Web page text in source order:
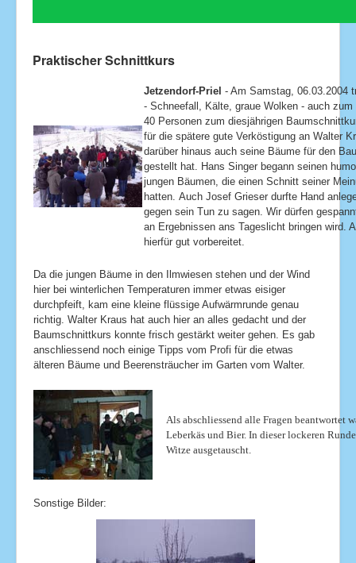
Praktischer Schnittkurs
Jetzendorf-Priel - Am Samstag, 06.03.2004
- Schneefall, Kälte, graue Wolken - auch zum
40 Personen zum diesjährigen
für die spätere gute Verköstigung an Walter
darüber hinaus auch seine Bäume für den
gestellt hat. Hans Singer begann seinen
jungen Bäumen, die einen Schnitt seiner
hatten. Auch Josef Grieser durfte Hand
gegen sein Tun zu sagen. Wir dürfen
an Ergebnissen ans Tageslicht bringen wird.
hierfür gut vorbereitet.
Da die jungen Bäume in den Ilmwiesen stehen und der Wind
hier bei winterlichen Temperaturen immer etwas eisiger
durchpfeift, kam eine kleine flüssige Aufwärmrunde genau
richtig. Walter Kraus hat auch hier an alles gedacht und der
Baumschnittkurs konnte frisch gestärkt weiter gehen. Es gab
anschliessend noch einige Tipps vom Profi für die etwas
älteren Bäume und Beerensträucher im Garten vom Walter.
Als abschliessend alle Fragen beantwortet
Leberkäs und Bier. In dieser lockeren
Witze ausgetauscht.
Sonstige Bilder: